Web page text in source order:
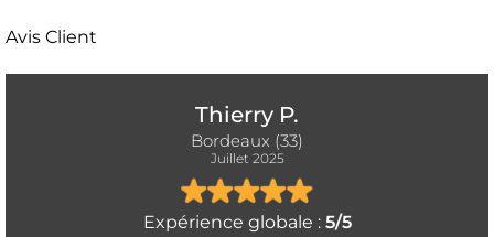
Avis Client
Thierry P.
Bordeaux (33)
Juillet 2025
Expérience globale : 5/5